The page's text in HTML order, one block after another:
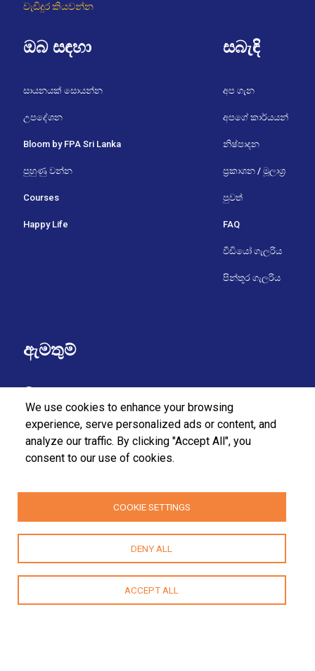
වැඩිදුර කියවන්න
ඔබ සඳහා
සායනයක් සොයන්න
උපදේශන
Bloom by FPA Sri Lanka
පුහුණු වන්න
Courses
Happy Life
සබැඳි
අප ගැන
අපගේ කාර්යයන්
නිෂ්පාදන
ප්‍රකාශන / මූලාශ්‍ර
පුවත්
FAQ
වීඩියෝ ගැලරිය
පින්තූර ගැලරිය
ඇමතුම්
කොළඹ 07,
ශ්‍රී ලංකා.
info@fpasrilanka.org
ප්‍රසිද්ධ සහ රජයේ නිවාඩු දිනයන්හි දී වසා ඇත
We use cookies to enhance your browsing
experience, serve personalized ads or content, and
analyze our traffic. By clicking "Accept All", you
consent to our use of cookies.
COOKIE SETTINGS
DENY ALL
ACCEPT ALL